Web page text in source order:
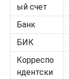
ый счет
Банк
БИК
Корреспо
ндентски